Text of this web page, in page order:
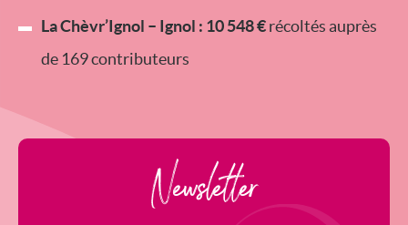
La Chèvr’Ignol – Ignol : 10 548 €récoltés auprès
de 169 contributeurs
Newsletter